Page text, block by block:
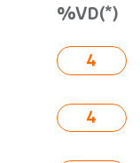
%VD(*)
4
4